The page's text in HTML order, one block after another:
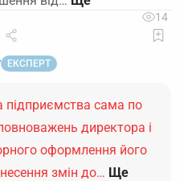
14
ЕКСПЕРТ
підприємства сама по
директора і
оформлення його
змін до… Ще